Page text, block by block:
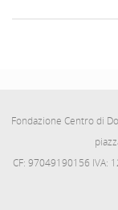
Fondazione Centro di
CF: 97049190156 IVA: